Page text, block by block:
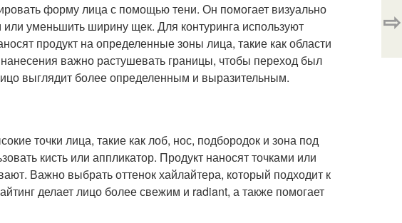
форму лица с помощью тени. Он помогает визуально
уменьшить ширину щек. Для контуринга используют
продукт на определенные зоны лица, такие как области
важно растушевать границы, чтобы переход был
выглядит более определенным и выразительным.
точки лица, такие как лоб, нос, подбородок и зона под
кисть или аппликатор. Продукт наносят точками или
Важно выбрать оттенок хайлайтера, который подходит к
делает лицо более свежим и radiant, а также помогает
⇨